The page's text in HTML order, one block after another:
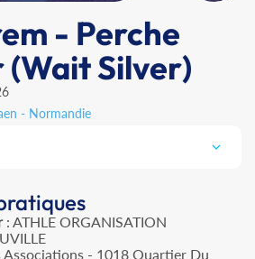
- Perche
(Wait Silver)
- Normandie
: ATHLE ORGANISATION
- 1018 Quartier Du